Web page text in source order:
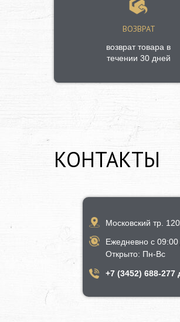
ВОЗВРАТ
возврат товара в
течении 30 дней
Московский тр.
Ежедневно с
​Открыто​: Пн-Вс
+7 (3452) 688-277
КОНТАКТЫ